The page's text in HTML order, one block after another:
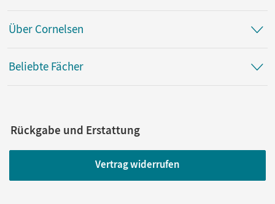
Über Cornelsen
Beliebte Fächer
Rückgabe und Erstattung
Vertrag widerrufen